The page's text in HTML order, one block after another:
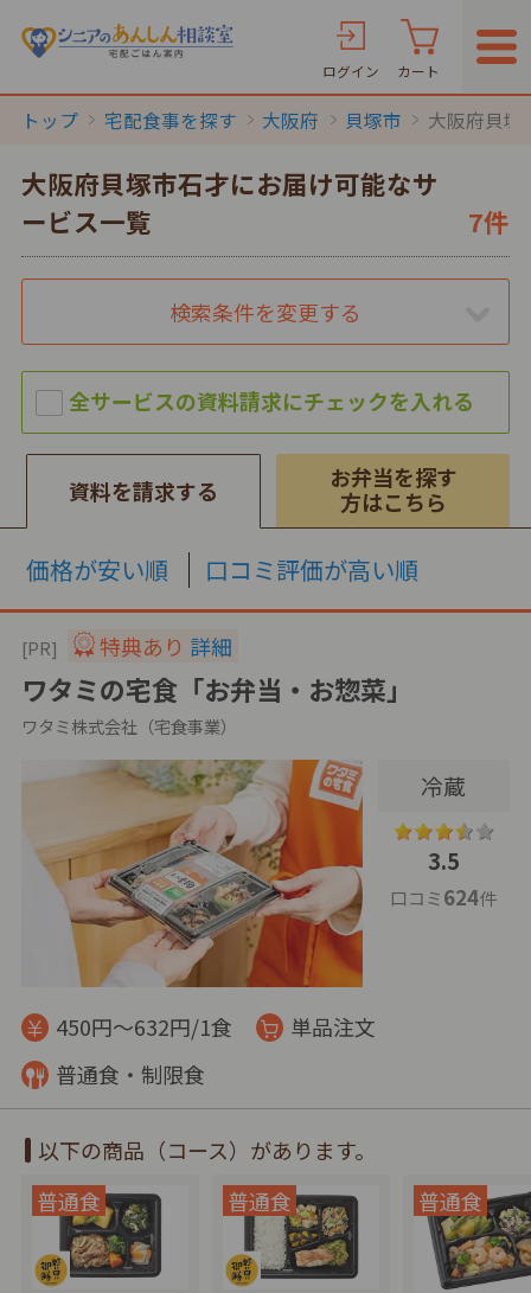
ログイン カート
トップ 宅配食事を探す 大阪府 貝塚市 大阪府貝塚
大阪府貝塚市石才にお届け可能なサ
ービス一覧
7件
検索条件を変更する
資料を請求する
お弁当を探す
方はこちら
価格が安い順 口コミ評価が高い順
[PR] 特典あり 詳細
ワタミの宅食「お弁当・お惣菜」
ワタミ株式会社（宅食事業）
冷蔵
3.5
口コミ624件
450円～632円/1食
単品注文
普通食・制限食
以下の商品（コース）があります。